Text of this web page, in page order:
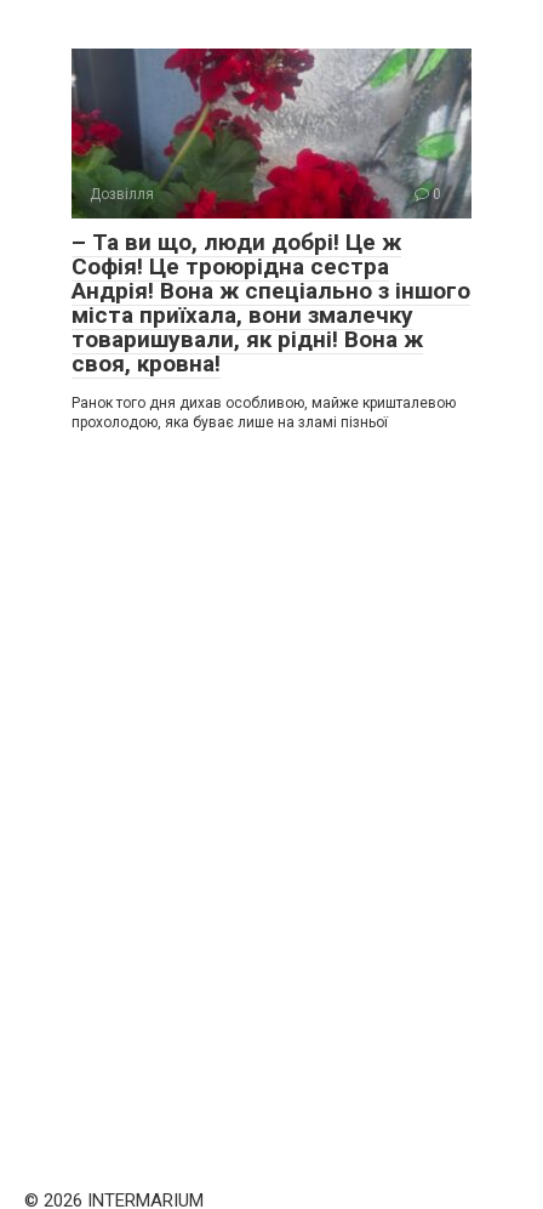
Дозвілля 0
– Та ви що, люди добрі! Це ж
Софія! Це троюрідна сестра
Андрія! Вона ж спеціально з іншого
міста приїхала, вони змалечку
товаришували, як рідні! Вона ж
своя, кровна!
Ранок того дня дихав особливою, майже кришталевою
прохолодою, яка буває лише на зламі пізньої
© 2026 INTERMARIUM